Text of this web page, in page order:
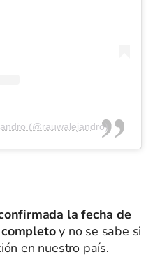
(@rauwalejandro)
la fecha de
y no se sabe si
en nuestro país.